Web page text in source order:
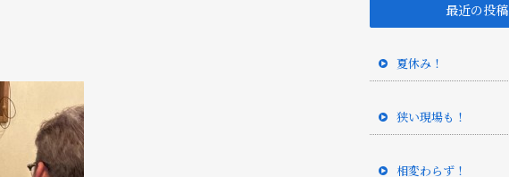
最近の投稿
夏休み！
狭い現場も！
相変わらず！